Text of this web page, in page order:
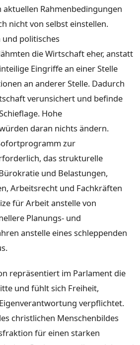
aktuellen Rahmenbedingungen
nicht von selbst einstellen.
politisches
die Wirtschaft eher, anstatt
Eingriffe an einer Stelle
an anderer Stelle. Dadurch
verunsichert und befinde
Hohe
daran nichts ändern.
zur
das strukturelle
und Belastungen,
Arbeitsrecht und Fachkräften
für Arbeit anstelle von
Planungs- und
anstelle eines schleppenden
repräsentiert im Parlament die
und fühlt sich Freiheit,
verpflichtet.
christlichen Menschenbildes
für einen starken